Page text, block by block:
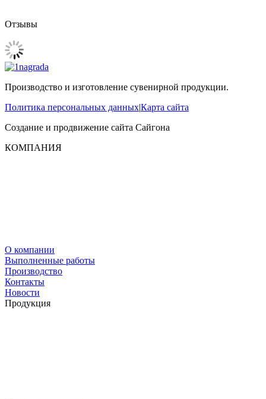
Отзывы
Производство и изготовление сувенирной продукции.
Политика персональных данных|Карта сайта
Создание и продвижение сайта Сайгона
КОМПАНИЯ
О компании
Выполненные работы
Производство
Контакты
Новости
Продукция